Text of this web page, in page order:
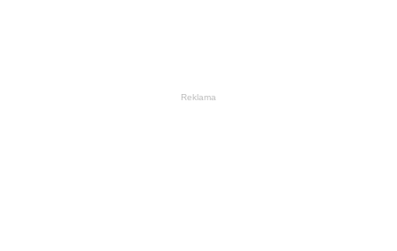
Reklama